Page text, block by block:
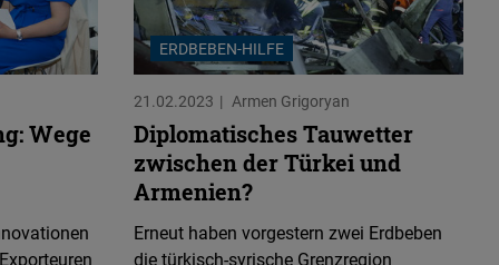
Wege
ERDBEBEN-HILFE
21.02.2023 Armen Grigoryan
Diplomatisches Tauwetter
zwischen der Türkei und
Armenien?
Erneut haben vorgestern zwei Erdbeben
die türkisch-syrische Grenzregion